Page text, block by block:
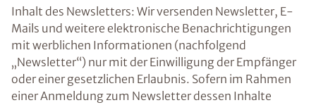
Inhalt des Newsletters: Wir versenden Newsletter, E-
Mails und weitere elektronische Benachrichtigungen
mit werblichen Informationen (nachfolgend
„Newsletter“) nur mit der Einwilligung der Empfänger
oder einer gesetzlichen Erlaubnis. Sofern im Rahmen
einer Anmeldung zum Newsletter dessen Inhalte